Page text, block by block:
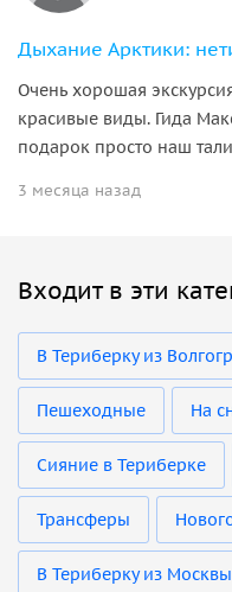
Очень хорошая
красивые виды. Гида
подарок просто наш
3 месяца назад
Входит в эти
В Териберку из
Пешеходные На
Сияние в Териберке
Трансферы
В Териберку из Москвы